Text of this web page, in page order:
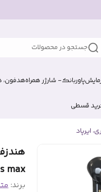
جستجو در محصولات
پاوربانک- شارژر همراههدفون،
قسطی
ایرپاد
max
برند: